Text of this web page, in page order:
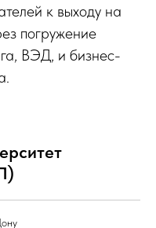
к выходу на
погружение
ВЭД, и бизнес-